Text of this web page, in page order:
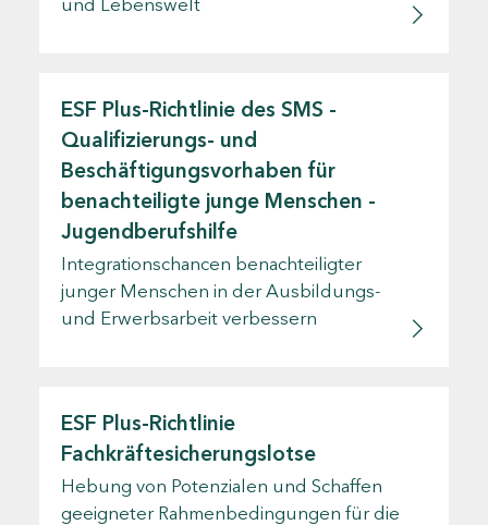
ESF Plus-Richtlinie des SMS -
Qualifizierungs- und
Beschäftigungsvorhaben für
benachteiligte junge Menschen -
Jugendberufshilfe
Integrationschancen benachteiligter
junger Menschen in der Ausbildungs-
und Erwerbsarbeit verbessern
ESF Plus-Richtlinie
Fachkräftesicherungslotse
Hebung von Potenzialen und Schaffen
geeigneter Rahmenbedingungen für die